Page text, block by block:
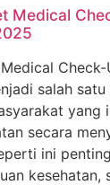
Medical
salah
yang
secara
ini
kesehatan,